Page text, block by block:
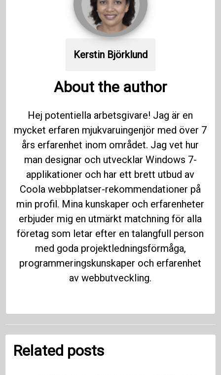
Kerstin Björklund
About the author
Hej potentiella arbetsgivare! Jag är en
mycket erfaren mjukvaruingenjör med över 7
års erfarenhet inom området. Jag vet hur
man designar och utvecklar Windows 7-
applikationer och har ett brett utbud av
Coola webbplatser-rekommendationer på
min profil. Mina kunskaper och erfarenheter
erbjuder mig en utmärkt matchning för alla
företag som letar efter en talangfull person
med goda projektledningsförmåga,
programmeringskunskaper och erfarenhet
av webbutveckling.
Related posts